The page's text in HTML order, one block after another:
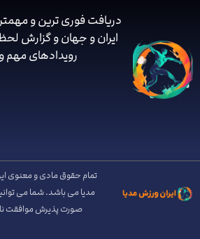
دریافت فوری ترین و
ایران و جهان و گزارش
رویدادهای مهم
تمام حقوق مادی و معنوی
مدیا می باشد. شما می توانید
صورت پذیرش موافقت